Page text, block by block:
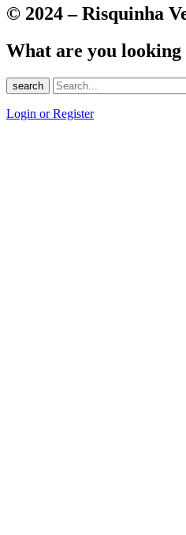
© 2024 – Risquinha
What are you looking
search
Login or Register